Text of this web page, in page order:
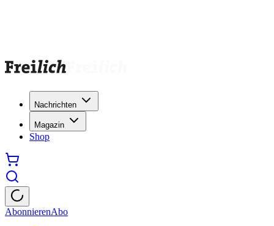
Nachrichten
Magazin
Shop
AbonnierenAbo